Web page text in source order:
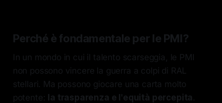
Perché è fondamentale per le PMI?
In un mondo in cui il talento scarseggia, le PMI
non possono vincere la guerra a colpi di RAL
stellari. Ma possono giocare una carta molto
potente: la trasparenza e l'equità percepita .